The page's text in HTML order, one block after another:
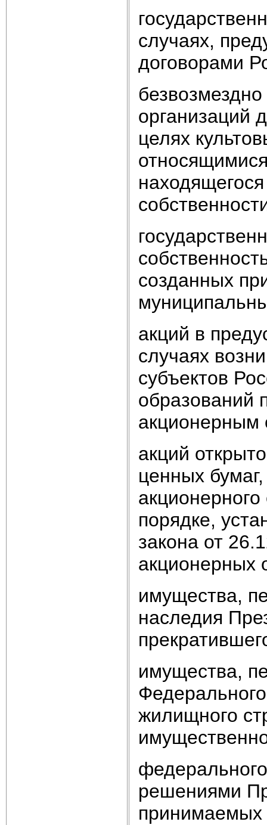
случаях,
договорами
организаций
целях
созданных
акций в
случаях
субъектов
образований
акционерным
акций
ценных
порядке,
закона от
акционерных
имущества,
наследия
имущества,
жилищного
решениями
принимаемых